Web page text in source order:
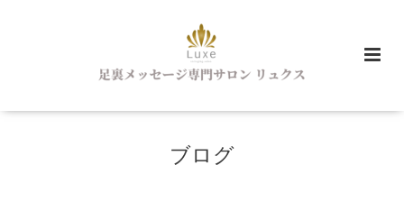
ブログ